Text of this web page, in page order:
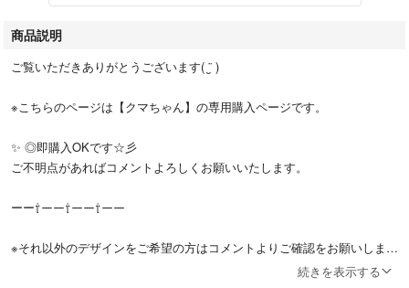
商品説明
ご覧いただきありがとうございます( ¨̮ )
※こちらのページは【クマちゃん】の専用購入ページです。
✨ ◎即購入OKです☆彡
ご不明点があればコメントよろしくお願いいたします。
ーー⇧ーー⇧ーー⇧ーー
※それ以外のデザインをご希望の方はコメントよりご確認をお願いしま
続きを表示する